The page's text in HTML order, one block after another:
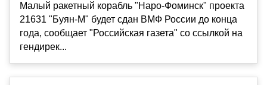
Малый ракетный корабль "Наро-Фоминск" проекта
21631 "Буян-М" будет сдан ВМФ России до конца
года, сообщает "Российская газета" со ссылкой на
гендирек...